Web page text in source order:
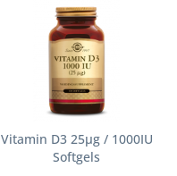
Vitamin D3 25µg / 1000IU
Softgels